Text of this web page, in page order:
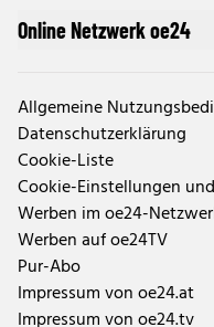
Online Netzwerk oe24
Allgemeine
Datenschutzerklärung
Cookie-Liste
Cookie-Einstellungen
Werben im oe24-
Werben auf oe24TV
Pur-Abo
Impressum von oe24.at
Impressum von oe24.tv